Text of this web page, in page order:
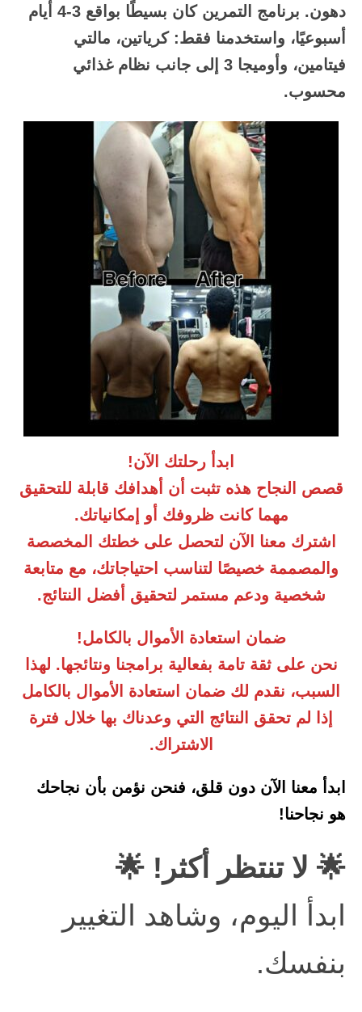
دهون. برنامج التمرين كان بسيطًا بواقع 3-4 أيام
أسبوعيًا، واستخدمنا فقط: كرياتين، مالتي
فيتامين، وأوميجا 3 إلى جانب نظام غذائي
محسوب.
ابدأ رحلتك الآن!
قصص النجاح هذه تثبت أن أهدافك قابلة للتحقيق
مهما كانت ظروفك أو إمكانياتك.
اشترك معنا الآن لتحصل على خطتك المخصصة
والمصممة خصيصًا لتناسب احتياجاتك، مع متابعة
شخصية ودعم مستمر لتحقيق أفضل النتائج.
ضمان استعادة الأموال بالكامل!
نحن على ثقة تامة بفعالية برامجنا ونتائجها. لهذا
السبب، نقدم لك ضمان استعادة الأموال بالكامل
إذا لم تحقق النتائج التي وعدناك بها خلال فترة
الاشتراك.
ابدأ معنا الآن دون قلق، فنحن نؤمن بأن نجاحك
هو نجاحنا!
🌟 لا تنتظر أكثر! 🌟
ابدأ اليوم، وشاهد التغيير
بنفسك.